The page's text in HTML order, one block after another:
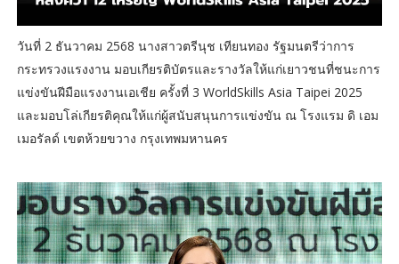
วันที่ 2 ธันวาคม 2568 นางสาวตรีนุช เทียนทอง รัฐมนตรีว่าการ
กระทรวงแรงงาน มอบเกียรติบัตรและรางวัลให้แก่เยาวชนที่ชนะการ
แข่งขันฝีมือแรงงานเอเชีย ครั้งที่ 3 WorldSkills Asia Taipei 2025
และมอบโล่เกียรติคุณให้แก่ผู้สนับสนุนการแข่งขัน ณ โรงแรม ดิ เอม
เมอรัลด์ เขตห้วยขวาง กรุงเทพมหานคร